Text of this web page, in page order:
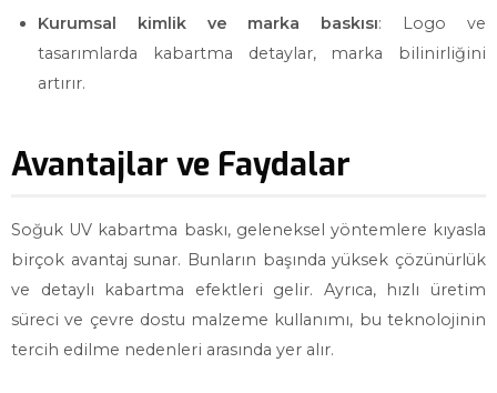
Kurumsal kimlik ve marka baskısı: Logo ve
tasarımlarda kabartma detaylar, marka bilinirliğini
artırır.
Avantajlar ve Faydalar
Soğuk UV kabartma baskı, geleneksel yöntemlere kıyasla
birçok avantaj sunar. Bunların başında yüksek çözünürlük
ve detaylı kabartma efektleri gelir. Ayrıca, hızlı üretim
süreci ve çevre dostu malzeme kullanımı, bu teknolojinin
tercih edilme nedenleri arasında yer alır.